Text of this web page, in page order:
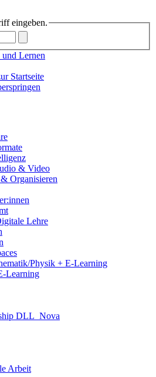
eingeben.
Lernen
& Video
Organisieren
Lehre
Physik + E-Learning
Learning
DLL_Nova
Arbeit